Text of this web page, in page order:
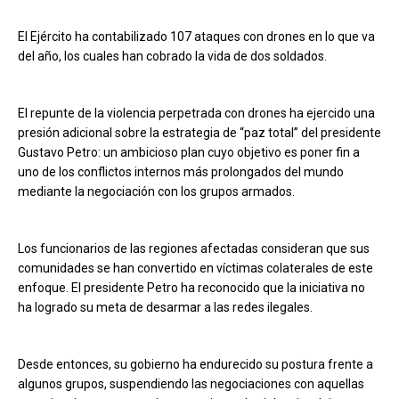
El Ejército ha contabilizado 107 ataques con drones en lo que va
del año, los cuales han cobrado la vida de dos soldados.
El repunte de la violencia perpetrada con drones ha ejercido una
presión adicional sobre la estrategia de “paz total” del presidente
Gustavo Petro: un ambicioso plan cuyo objetivo es poner fin a
uno de los conflictos internos más prolongados del mundo
mediante la negociación con los grupos armados.
Los funcionarios de las regiones afectadas consideran que sus
comunidades se han convertido en víctimas colaterales de este
enfoque. El presidente Petro ha reconocido que la iniciativa no
ha logrado su meta de desarmar a las redes ilegales.
Desde entonces, su gobierno ha endurecido su postura frente a
algunos grupos, suspendiendo las negociaciones con aquellas